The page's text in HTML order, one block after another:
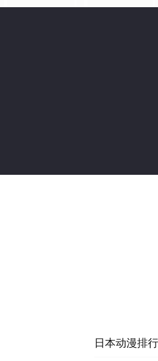
日本动漫排行